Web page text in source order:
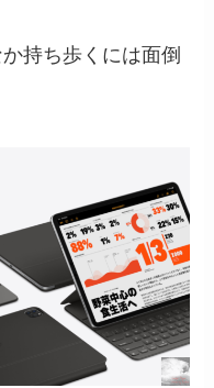
持ち歩くには面倒